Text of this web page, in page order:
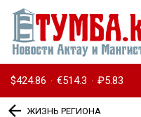
$424.86 · €514.3 · ₽5.83
ЖИЗНЬ РЕГИОНА